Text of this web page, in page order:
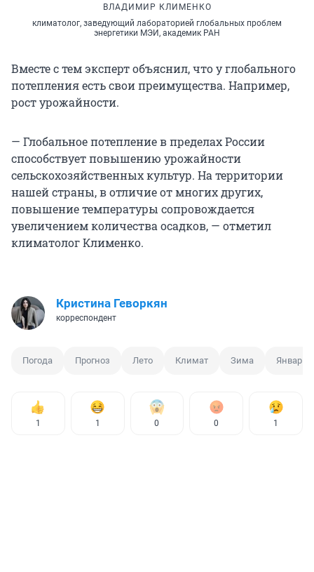
ВЛАДИМИР КЛИМЕНКО
климатолог, заведующий лабораторией глобальных проблем
энергетики МЭИ, академик РАН
Вместе с тем эксперт объяснил, что у глобального
потепления есть свои преимущества. Например,
рост урожайности.
— Глобальное потепление в пределах России
способствует повышению урожайности
сельскохозяйственных культур. На территории
нашей страны, в отличие от многих других,
повышение температуры сопровождается
увеличением количества осадков, — отметил
климатолог Клименко.
Кристина Геворкян
корреспондент
Погода Прогноз Лето Климат Зима Январь
1 1 0 0 1